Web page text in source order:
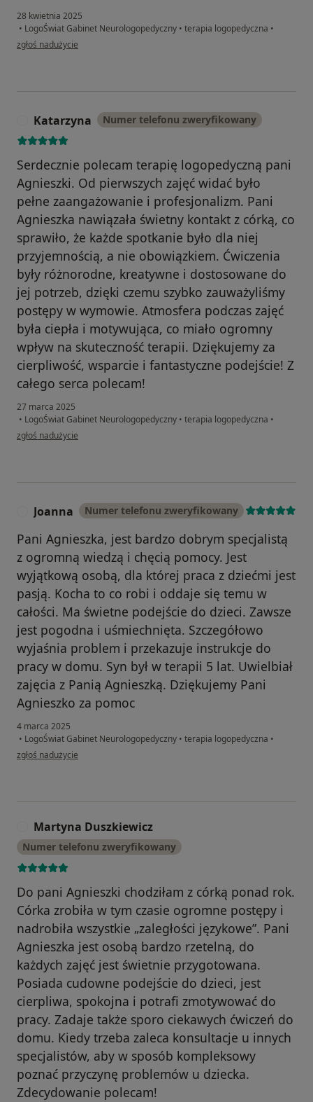
28 kwietnia 2025
• LogoŚwiat Gabinet Neurologopedyczny • terapia logopedyczna •
w opinii użytkownika Agnieszka
zgłoś nadużycie
Katarzyna Numer telefonu zweryfikowany
Serdecznie polecam terapię logopedyczną pani
Agnieszki. Od pierwszych zajęć widać było
pełne zaangażowanie i profesjonalizm. Pani
Agnieszka nawiązała świetny kontakt z córką, co
sprawiło, że każde spotkanie było dla niej
przyjemnością, a nie obowiązkiem. Ćwiczenia
były różnorodne, kreatywne i dostosowane do
jej potrzeb, dzięki czemu szybko zauważyliśmy
postępy w wymowie. Atmosfera podczas zajęć
była ciepła i motywująca, co miało ogromny
wpływ na skuteczność terapii. Dziękujemy za
cierpliwość, wsparcie i fantastyczne podejście! Z
całego serca polecam!
27 marca 2025
• LogoŚwiat Gabinet Neurologopedyczny • terapia logopedyczna •
w opinii użytkownika Katarzyna
zgłoś nadużycie
Joanna Numer telefonu zweryfikowany
Pani Agnieszka, jest bardzo dobrym specjalistą
z ogromną wiedzą i chęcią pomocy. Jest
wyjątkową osobą, dla której praca z dziećmi jest
pasją. Kocha to co robi i oddaje się temu w
całości. Ma świetne podejście do dzieci. Zawsze
jest pogodna i uśmiechnięta. Szczegółowo
wyjaśnia problem i przekazuje instrukcje do
pracy w domu. Syn był w terapii 5 lat. Uwielbiał
zajęcia z Panią Agnieszką. Dziękujemy Pani
Agnieszko za pomoc
4 marca 2025
• LogoŚwiat Gabinet Neurologopedyczny • terapia logopedyczna •
w opinii użytkownika Joanna
zgłoś nadużycie
Martyna Duszkiewicz
Numer telefonu zweryfikowany
Do pani Agnieszki chodziłam z córką ponad rok.
Córka zrobiła w tym czasie ogromne postępy i
nadrobiła wszystkie „zaległości językowe”. Pani
Agnieszka jest osobą bardzo rzetelną, do
każdych zajęć jest świetnie przygotowana.
Posiada cudowne podejście do dzieci, jest
cierpliwa, spokojna i potrafi zmotywować do
pracy. Zadaje także sporo ciekawych ćwiczeń do
domu. Kiedy trzeba zaleca konsultacje u innych
specjalistów, aby w sposób kompleksowy
poznać przyczynę problemów u dziecka.
Zdecydowanie polecam!